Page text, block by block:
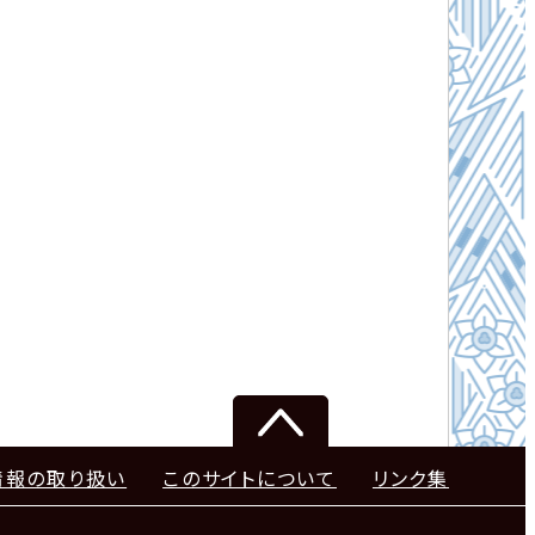
の取り扱い このサイトについて リンク集